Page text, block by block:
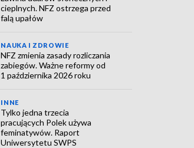
cieplnych. NFZ ostrzega przed
falą upałów
NAUKA I ZDROWIE
NFZ zmienia zasady rozliczania
zabiegów. Ważne reformy od
1 października 2026 roku
INNE
Tylko jedna trzecia
pracujących Polek używa
feminatywów. Raport
Uniwersytetu SWPS